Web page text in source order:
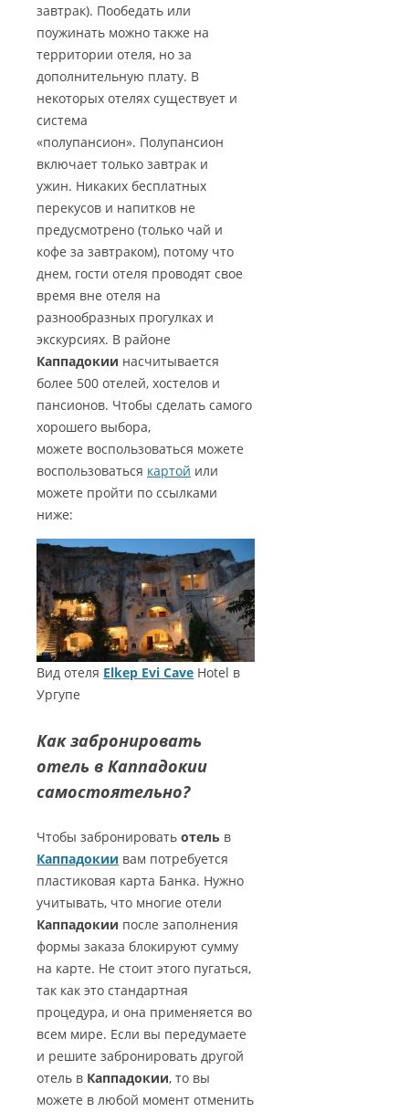
завтрак). Пообедать или
поужинать можно также на
территории отеля, но за
дополнительную плату. В
некоторых отелях существует и
система
«полупансион». Полупансион
включает только завтрак и
ужин. Никаких бесплатных
перекусов и напитков не
предусмотрено (только чай и
кофе за завтраком), потому что
днем, гости отеля проводят свое
время вне отеля на
разнообразных прогулках и
экскурсиях. В районе
Каппадокии насчитывается
более 500 отелей, хостелов и
пансионов. Чтобы сделать самого
хорошего выбора,
можете воспользоваться можете
воспользоваться картой или
можете пройти по ссылками
ниже:
Вид отеля Elkep Evi Cave Hotel в
Ургупе
Как забронировать
отель в Каппадокии
самостоятельно?
Чтобы забронировать отель в
Каппадокии вам потребуется
пластиковая карта Банка. Нужно
учитывать, что многие отели
Каппадокии после заполнения
формы заказа блокируют сумму
на карте. Не стоит этого пугаться,
так как это стандартная
процедура, и она применяется во
всем мире. Если вы передумаете
и решите забронировать другой
отель в Каппадокии, то вы
можете в любой момент отменить